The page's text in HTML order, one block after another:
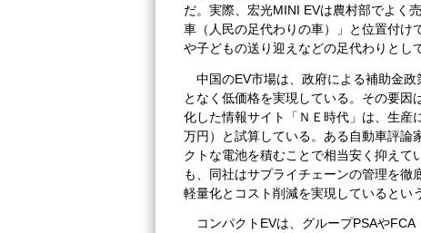
だ。実際、宏光MINI EVは農村部でよく
車（人民の足代わりの車）」と位置付け
や子どもの送り迎えなどの足代わりとし
中国のEV市場は、政府による補助金
となく低価格を実現している。その要
化した情報サイト「ＮＥ時代」は、生
万円）と試算している。ある自動車評論
クトな電池を積むことで相当安く抑えて
も、同社はサプライチェーンの管理を
軽量化とコスト削減を実現しているという
コンパクトEVは、グループPSAや